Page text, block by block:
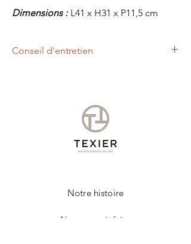
Dimensions : L41 x H31 x P11,5 cm
Conseil d'entretien
Cet entretien permettra de raviver les
couleurs et protéger votre produit de la
Notre histoire
Notre savoir-faire